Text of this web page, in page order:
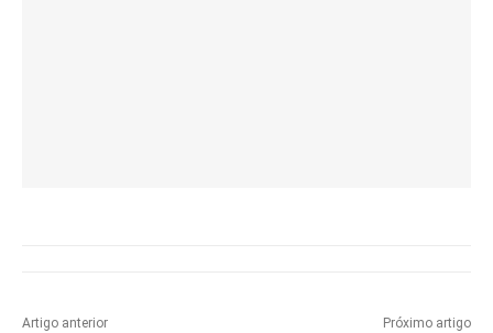
Artigo anterior Próximo artigo